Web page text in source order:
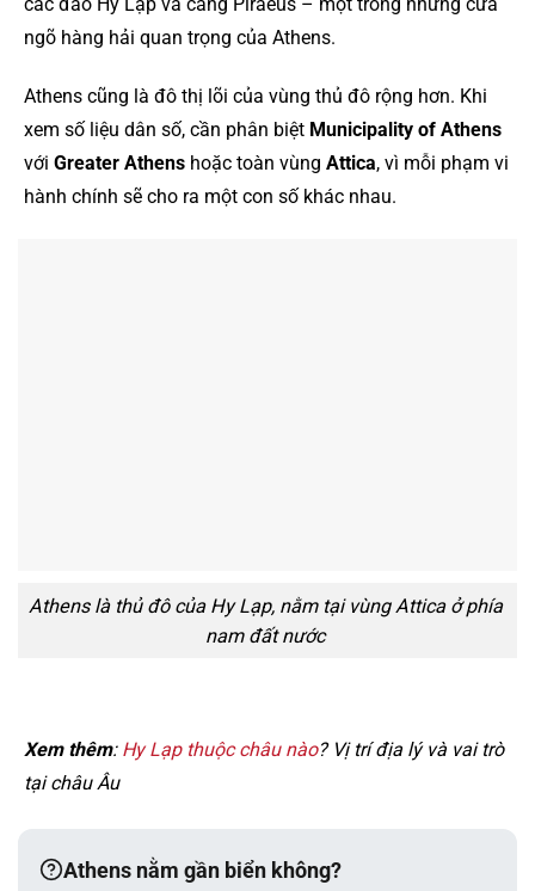
ngõ hàng hải quan trọng của Athens.
Athens cũng là đô thị lõi của vùng thủ đô rộng hơn. Khi
xem số liệu dân số, cần phân biệt Municipality of Athens
với Greater Athens hoặc toàn vùng Attica, vì mỗi phạm vi
hành chính sẽ cho ra một con số khác nhau.
Athens là thủ đô của Hy Lạp, nằm tại vùng Attica ở phía
nam đất nước
Xem thêm: Hy Lạp thuộc châu nào? Vị trí địa lý và vai trò
tại châu Âu
Athens nằm gần biển không?